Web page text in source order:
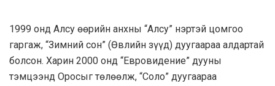
1999 онд Алсу өөрийн анхны “Алсу” нэртэй цомгоо
гаргаж, “Зимний сон” (Өвлийн зүүд) дуугаараа алдартай
болсон. Харин 2000 онд “Евровидение” дууны
тэмцээнд Оросыг төлөөлж, “Соло” дуугаараа